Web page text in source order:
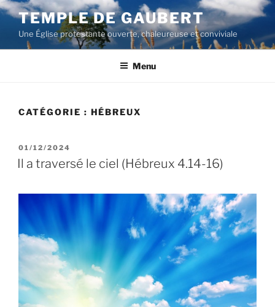
Aller
contenu
principal
TEMPLE DE GAUBERT
Une Église protestante ouverte, chaleureuse et conviviale
Menu
CATÉGORIE : HÉBREUX
PUBLIÉ
LE
01/12/2024
Il a traversé le ciel (Hébreux 4.14-16)